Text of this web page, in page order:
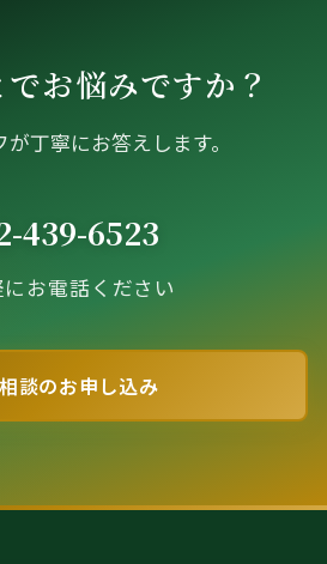
お悩みですか？
丁寧にお答えします。
439-6523
にお電話ください
談のお申し込み